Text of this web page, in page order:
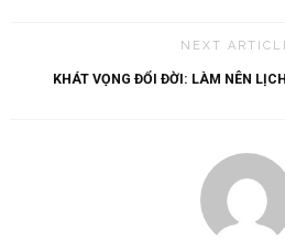
NEXT
KHÁT VỌNG ĐỔI ĐỜI: LÀM NÊN